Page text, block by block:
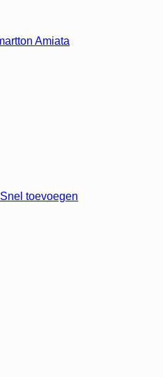
Snel toevoegen